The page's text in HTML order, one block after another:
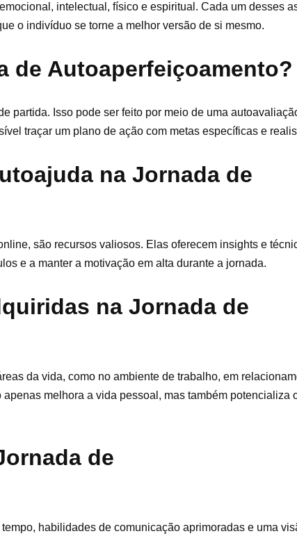
intelectual, físico e espiritual. Cada um desses
o indivíduo se torne a melhor versão de si mesmo.
de Autoaperfeiçoamento?
partida. Isso pode ser feito por meio de uma
traçar um plano de ação com metas específicas e
na Jornada de
são recursos valiosos. Elas oferecem insights e
e a manter a motivação em alta durante a jornada.
na Jornada de
da vida, como no ambiente de trabalho, em
melhora a vida pessoal, mas também potencializa
de
habilidades de comunicação aprimoradas e uma